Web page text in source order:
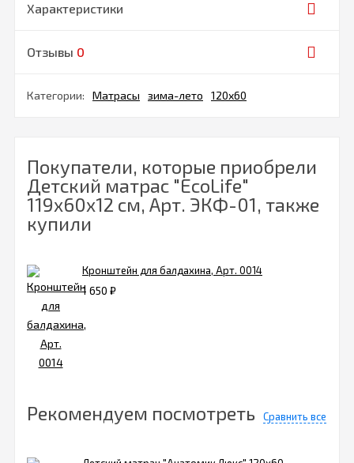
Характеристики
Отзывы 0
Категории: Матрасы зима-лето 120х60
Покупатели, которые приобрели
Детский матрас "EcoLife"
119х60х12 см, Арт. ЭКФ-01, также
купили
Кронштейн для балдахина, Арт. 0014
1 650 ₽
Рекомендуем посмотреть Сравнить все